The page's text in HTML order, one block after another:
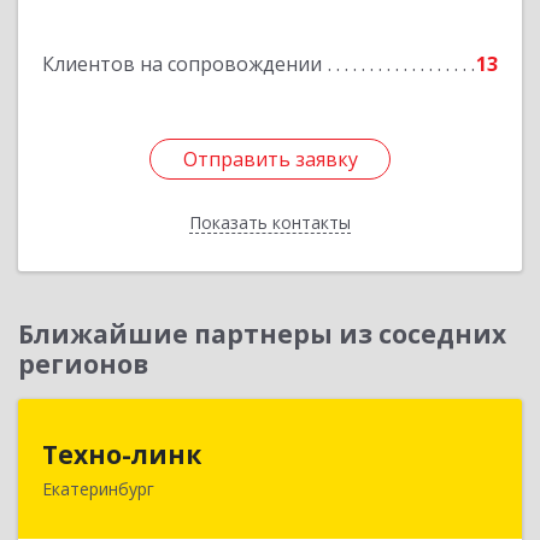
Клиентов на сопровождении 13
Отправить заявку
Показать контакты
Отправить заявку
Назад
Ближайшие партнеры из соседних
регионов
Техно-линк
Екатеринбург
620000, Свердловская обл, Екатеринбург г,